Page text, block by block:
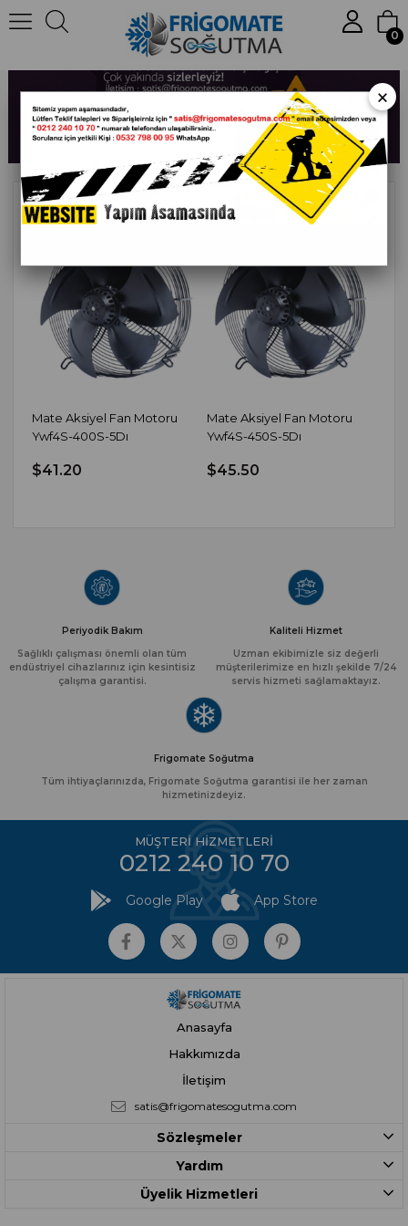
0
Tüm Ürünlerimiz
Mate Aksiyel Fan Motoru
Ywf4S-400S-5Dı
$41.20
Mate Aksiyel Fan Motoru
Ywf4S-450S-5Dı
$45.50
Periyodik Bakım
Sağlıklı çalışması önemli olan tüm
endüstriyel cihazlarınız için kesintisiz
çalışma garantisi.
Kaliteli Hizmet
Uzman ekibimizle siz değerli
müşterilerimize en hızlı şekilde 7/24
servis hizmeti sağlamaktayız.
Frigomate Soğutma
Tüm ihtiyaçlarınızda, Frigomate Soğutma garantisi ile her zaman
hizmetinizdeyiz.
MÜŞTERİ HİZMETLERİ
0212 240 10 70
Google Play App Store
Anasayfa
Hakkımızda
İletişim
satis@frigomatesogutma.com
Sözleşmeler
Yardım
Üyelik Hizmetleri
×